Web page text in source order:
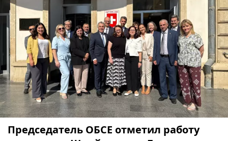
Председатель ОБСЕ отметил работу